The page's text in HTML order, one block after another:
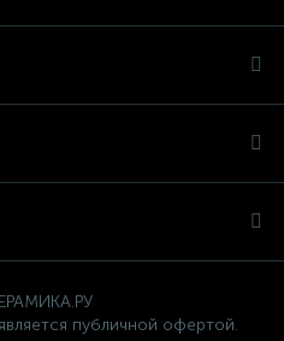
публичной офертой.